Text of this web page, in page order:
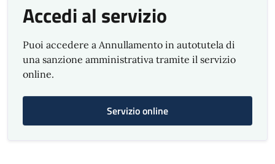
Accedi al servizio
Puoi accedere a Annullamento in autotutela di
una sanzione amministrativa tramite il servizio
online.
Servizio online